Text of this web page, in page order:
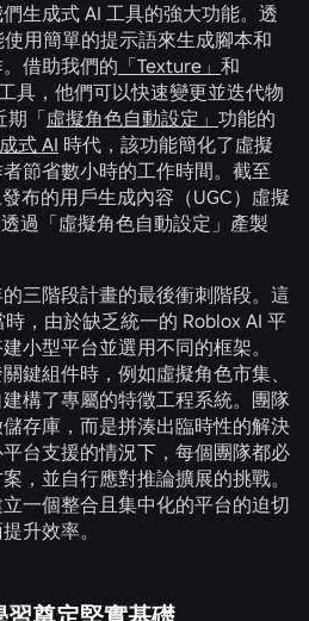
生成式 AI 工具的強大功能。透
使用簡單的提示語來生成腳本和
借助我們的 「Texture」 和
具，他們可以快速變更並迭代物
期「虛擬角色自動設定」 功能的
式 AI 時代，該功能簡化了虛擬
節省數小時的工作時間。截至
布的用戶生成內容（UGC）虛擬
過「虛擬角色自動設定」產製
三階段計畫的最後衝刺階段。這
，由於缺乏統一的 Roblox AI 平
小型平台並選用不同的框架。
鍵組件時，例如虛擬角色市集、
構了專屬的特徵工程系統。團隊
存庫，而是拼湊出臨時性的解決
台支援的情況下，每個團隊都必
，並自行應對推論擴展的挑戰。
一個整合且集中化的平台的迫切
升效率。